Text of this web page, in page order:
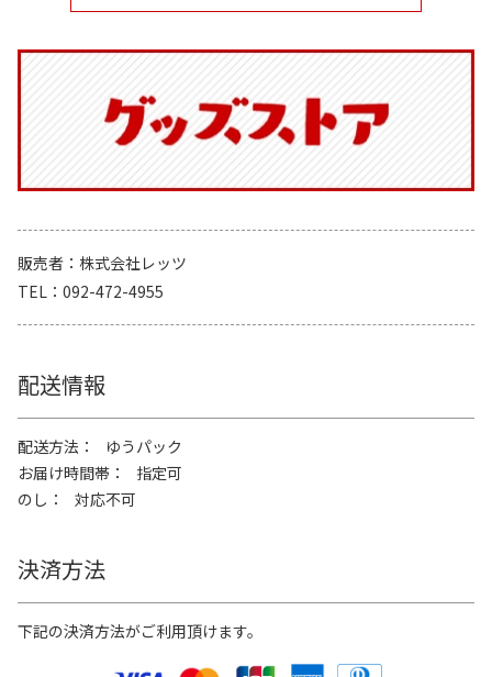
販売者
株式会社レッツ
TEL
092-472-4955
配送情報
配送方法
ゆうパック
お届け時間帯
指定可
のし
対応不可
決済方法
下記の決済方法がご利用頂けます。